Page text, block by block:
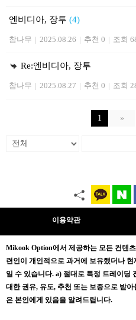
엔비디아, 장투 (4)
참나무 | 2025.08.26 | 추천 0 | 조회
Re:엔비디아, 장투
참나무 | 2025.08.27 | 추천 0 | 조회
1 »
이용약관
Mikook Option에서 제공하는 모든 컨텐
련인이 개인적으로 과거에 보유했더나
일 수 있습니다. a) 절대로 특정 트레이딩
대한 권유, 유도, 추천 또는 보증으로 받
은 본인에게 있음을 알려드립니다.